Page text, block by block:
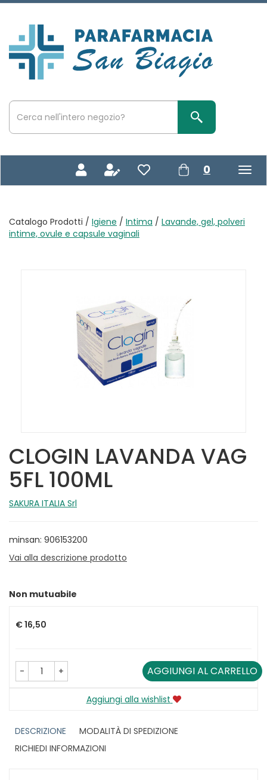
Passa
principale
San
Biagio
Cerca
Prodotto
Cerca Prodotto
0 prodotti
inseriti
Catalogo Prodotti / Igiene / Intima / Lavande, gel, polveri
intime, ovule e capsule vaginali
CLOGIN LAVANDA VAG
5FL 100ML
SAKURA ITALIA Srl
minsan: 906153200
Vai alla descrizione prodotto
Non mutuabile
€ 16,50
- + AGGIUNGI AL CARRELLO
Aggiungi alla wishlist
DESCRIZIONE
MODALITÀ DI SPEDIZIONE
RICHIEDI INFORMAZIONI